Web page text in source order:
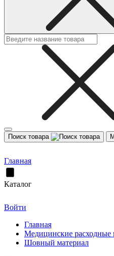
Поиск товара
Главная
Каталог
Войти
Главная
Медицинские расходные
Шовный материал